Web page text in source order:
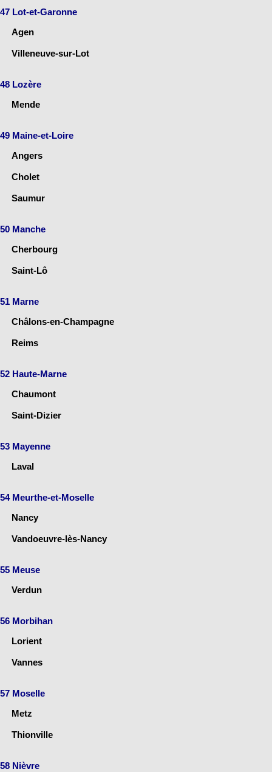
47 Lot-et-Garonne
Agen
Villeneuve-sur-Lot
48 Lozère
Mende
49 Maine-et-Loire
Angers
Cholet
Saumur
50 Manche
Cherbourg
Saint-Lô
51 Marne
Châlons-en-Champagne
Reims
52 Haute-Marne
Chaumont
Saint-Dizier
53 Mayenne
Laval
54 Meurthe-et-Moselle
Nancy
Vandoeuvre-lès-Nancy
55 Meuse
Verdun
56 Morbihan
Lorient
Vannes
57 Moselle
Metz
Thionville
58 Nièvre